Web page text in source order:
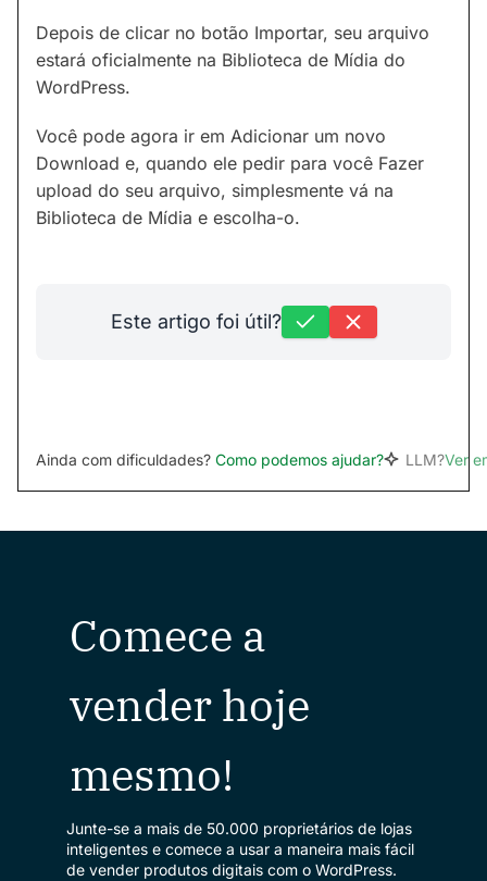
Depois de clicar no botão Importar, seu arquivo
estará oficialmente na Biblioteca de Mídia do
WordPress.
Você pode agora ir em Adicionar um novo
Download e, quando ele pedir para você Fazer
upload do seu arquivo, simplesmente vá na
Biblioteca de Mídia e escolha-o.
Este artigo foi útil?
Ainda com dificuldades? Como podemos ajudar? LLM?Ver
Comece a
vender hoje
mesmo!
Junte-se a mais de 50.000 proprietários de lojas
inteligentes e comece a usar a maneira mais fácil
de vender produtos digitais com o WordPress.